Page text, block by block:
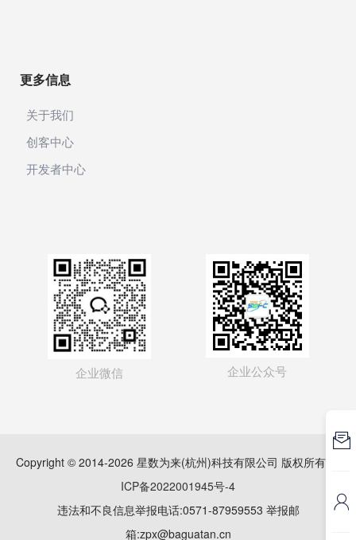
更多信息
关于我们
创客中心
开发者中心
企业微信 企业公众号
Copyright © 2014-2026 星数为来(杭州)科技有限公司 版权所有
ICP备2022001945号-4
违法和不良信息举报电话:0571-87959553 举报邮
箱:zpx@baguatan.cn

